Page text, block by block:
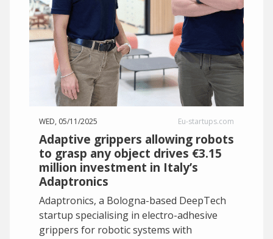
WED, 05/11/2025 Eu-startups.com
Adaptive grippers allowing robots
to grasp any object drives €3.15
million investment in Italy’s
Adaptronics
Adaptronics, a Bologna-based DeepTech
startup specialising in electro-adhesive
grippers for robotic systems with